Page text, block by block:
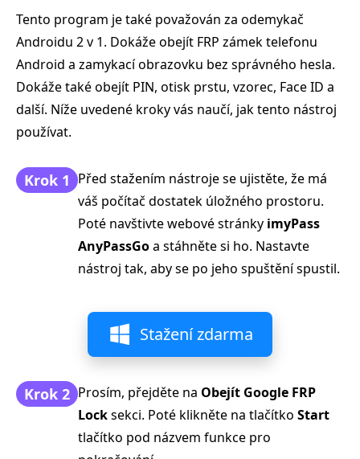
Tento program je také považován za odemykač
Androidu 2 v 1. Dokáže obejít FRP zámek telefonu
Android a zamykací obrazovku bez správného hesla.
Dokáže také obejít PIN, otisk prstu, vzorec, Face ID a
další. Níže uvedené kroky vás naučí, jak tento nástroj
používat.
Krok 1 Před stažením nástroje se ujistěte, že má
váš počítač dostatek úložného prostoru.
Poté navštivte webové stránky imyPass
AnyPassGoa stáhněte si ho. Nastavte
nástroj tak, aby se po jeho spuštění spustil.
Stažení zdarma
Krok 2 Prosím, přejděte na Obejít Google FRP
Locksekci. Poté klikněte na tlačítko Start
tlačítko pod názvem funkce pro